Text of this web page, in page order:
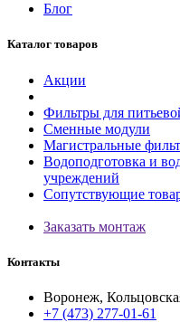
Блог
Каталог товаров
Акции
Фильтры для
Сменные модули
Магистральные
Водоподготовка и
учреждений
Сопутствующие
Заказать монтаж
Контакты
Воронеж,
+7 (473) 277-01-61